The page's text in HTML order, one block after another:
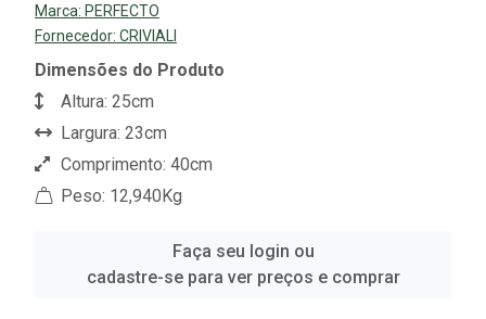
Marca: PERFECTO
Fornecedor: CRIVIALI
Dimensões do Produto
Altura: 25cm
Largura: 23cm
Comprimento: 40cm
Peso: 12,940Kg
Faça seu login ou
cadastre-se para ver preços e comprar